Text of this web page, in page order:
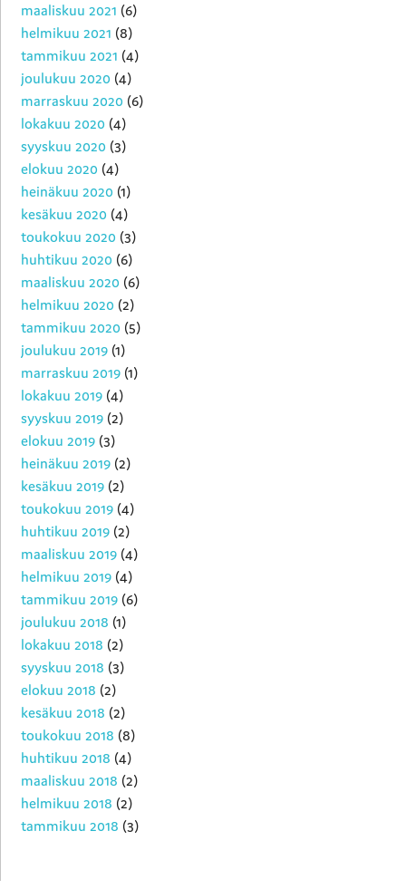
maaliskuu 2021 (6)
helmikuu 2021 (8)
tammikuu 2021 (4)
joulukuu 2020 (4)
marraskuu 2020 (6)
lokakuu 2020 (4)
syyskuu 2020 (3)
elokuu 2020 (4)
heinäkuu 2020 (1)
kesäkuu 2020 (4)
toukokuu 2020 (3)
huhtikuu 2020 (6)
maaliskuu 2020 (6)
helmikuu 2020 (2)
tammikuu 2020 (5)
joulukuu 2019 (1)
marraskuu 2019 (1)
lokakuu 2019 (4)
syyskuu 2019 (2)
elokuu 2019 (3)
heinäkuu 2019 (2)
kesäkuu 2019 (2)
toukokuu 2019 (4)
huhtikuu 2019 (2)
maaliskuu 2019 (4)
helmikuu 2019 (4)
tammikuu 2019 (6)
joulukuu 2018 (1)
lokakuu 2018 (2)
syyskuu 2018 (3)
elokuu 2018 (2)
kesäkuu 2018 (2)
toukokuu 2018 (8)
huhtikuu 2018 (4)
maaliskuu 2018 (2)
helmikuu 2018 (2)
tammikuu 2018 (3)